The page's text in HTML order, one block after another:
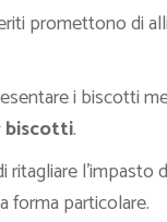
promettono di
i biscotti
biscotti.
l’impasto
forma particolare.